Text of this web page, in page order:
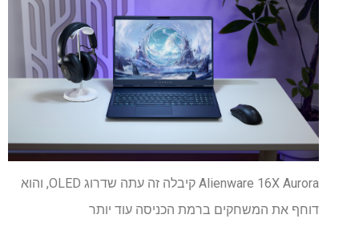
Alienware 16X Aurora קיבלה זה עתה שדרוג OLED, והוא
דוחף את המשחקים ברמת הכניסה עוד יותר